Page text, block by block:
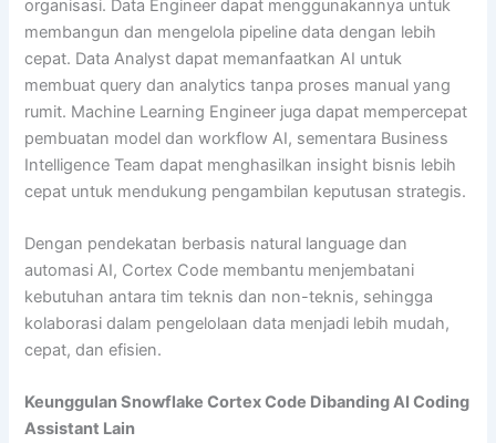
organisasi. Data Engineer dapat menggunakannya untuk
membangun dan mengelola pipeline data dengan lebih
cepat. Data Analyst dapat memanfaatkan AI untuk
membuat query dan analytics tanpa proses manual yang
rumit. Machine Learning Engineer juga dapat mempercepat
pembuatan model dan workflow AI, sementara Business
Intelligence Team dapat menghasilkan insight bisnis lebih
cepat untuk mendukung pengambilan keputusan strategis.
Dengan pendekatan berbasis natural language dan
automasi AI, Cortex Code membantu menjembatani
kebutuhan antara tim teknis dan non-teknis, sehingga
kolaborasi dalam pengelolaan data menjadi lebih mudah,
cepat, dan efisien.
Keunggulan Snowflake Cortex Code Dibanding AI Coding
Assistant Lain